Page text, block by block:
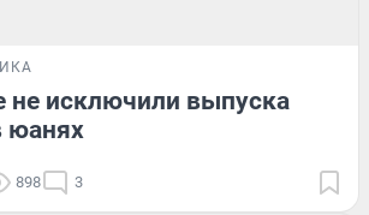
не исключили выпуска
юанях
898 3